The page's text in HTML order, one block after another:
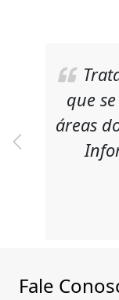
que
áreas
Anterior
Fale